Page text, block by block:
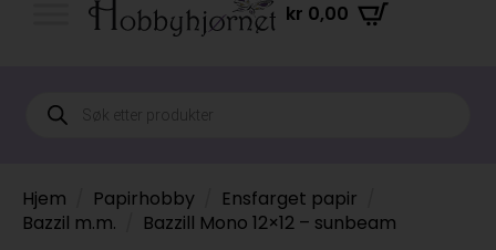
kr 0,00
Products
search
Hjem Papirhobby
Ensfarget papir
Bazzil m.m.
Bazzill Mono 12×12 – sunbeam